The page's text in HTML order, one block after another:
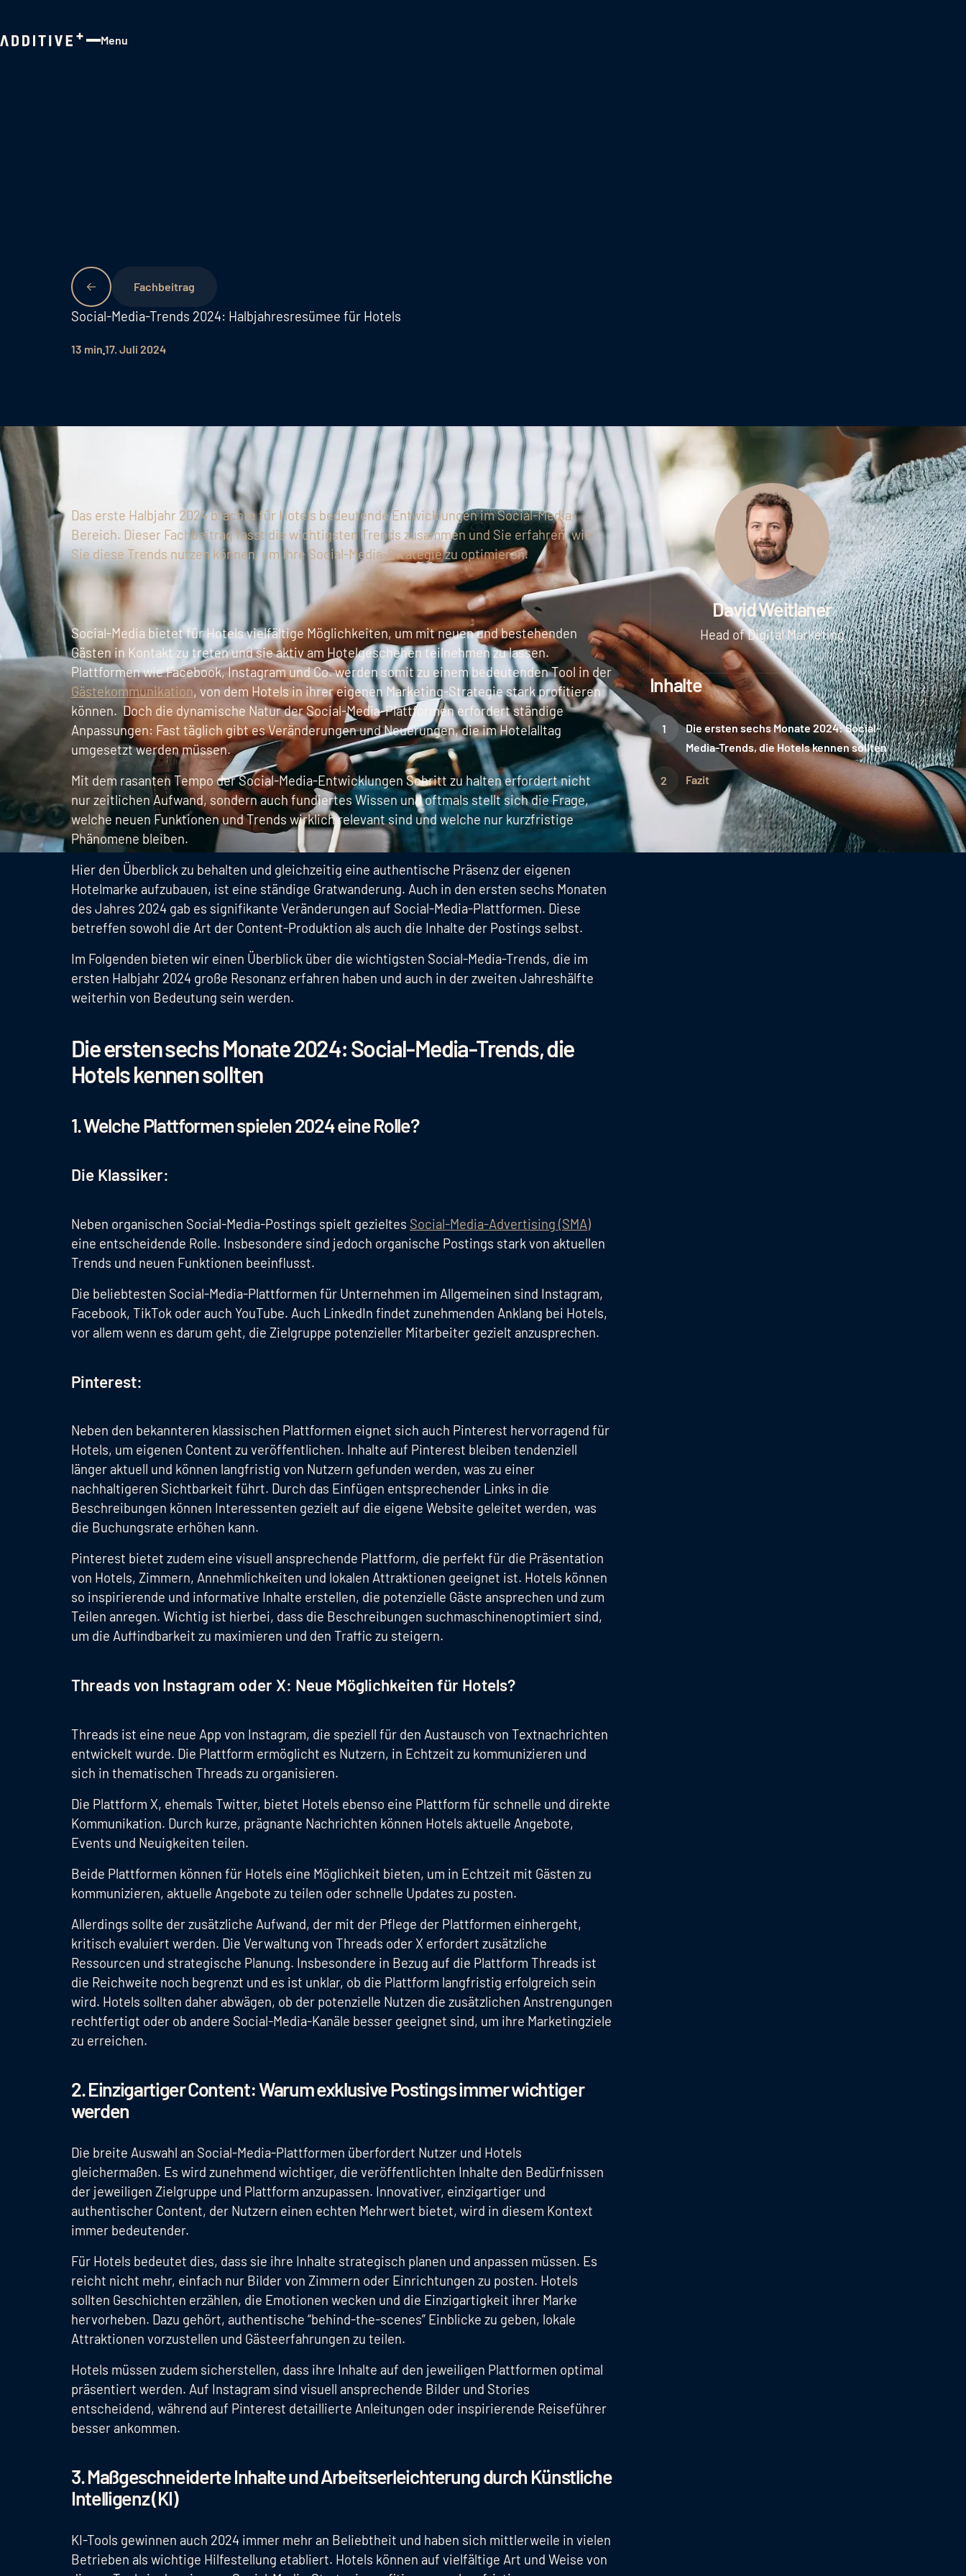
Menu
Fachbeitrag
Social-Media-Trends 2024: Halbjahresresümee für Hotels
13 min 17. Juli 2024
Das erste Halbjahr 2024 brachte für Hotels bedeutende Entwicklungen im Social-Media-
Bereich. Dieser Fachbeitrag fasst die wichtigsten Trends zusammen und Sie erfahren, wie
Sie diese Trends nutzen können, um Ihre Social-Media-Strategie zu optimieren.
Social-Media bietet für Hotels vielfältige Möglichkeiten, um mit neuen und bestehenden
Gästen in Kontakt zu treten und sie aktiv am Hotelgeschehen teilnehmen zu lassen.
Plattformen wie Facebook, Instagram und Co. werden somit zu einem bedeutenden Tool in der
Gästekommunikation, von dem Hotels in ihrer eigenen Marketing-Strategie stark profitieren
können. Doch die dynamische Natur der Social-Media-Plattformen erfordert ständige
Anpassungen: Fast täglich gibt es Veränderungen und Neuerungen, die im Hotelalltag
umgesetzt werden müssen.
Mit dem rasanten Tempo der Social-Media-Entwicklungen Schritt zu halten erfordert nicht
nur zeitlichen Aufwand, sondern auch fundiertes Wissen und oftmals stellt sich die Frage,
welche neuen Funktionen und Trends wirklich relevant sind und welche nur kurzfristige
Phänomene bleiben.
Hier den Überblick zu behalten und gleichzeitig eine authentische Präsenz der eigenen
Hotelmarke aufzubauen, ist eine ständige Gratwanderung. Auch in den ersten sechs Monaten
des Jahres 2024 gab es signifikante Veränderungen auf Social-Media-Plattformen. Diese
betreffen sowohl die Art der Content-Produktion als auch die Inhalte der Postings selbst.
Im Folgenden bieten wir einen Überblick über die wichtigsten Social-Media-Trends, die im
ersten Halbjahr 2024 große Resonanz erfahren haben und auch in der zweiten Jahreshälfte
weiterhin von Bedeutung sein werden.
Die ersten sechs Monate 2024: Social-Media-Trends, die
Hotels kennen sollten
1. Welche Plattformen spielen 2024 eine Rolle?
Die Klassiker:
Neben organischen Social-Media-Postings spielt gezieltes Social-Media-Advertising (SMA)
eine entscheidende Rolle. Insbesondere sind jedoch organische Postings stark von aktuellen
Trends und neuen Funktionen beeinflusst.
Die beliebtesten Social-Media-Plattformen für Unternehmen im Allgemeinen sind Instagram,
Facebook, TikTok oder auch YouTube. Auch LinkedIn findet zunehmenden Anklang bei Hotels,
vor allem wenn es darum geht, die Zielgruppe potenzieller Mitarbeiter gezielt anzusprechen.
Pinterest:
Neben den bekannteren klassischen Plattformen eignet sich auch Pinterest hervorragend für
Hotels, um eigenen Content zu veröffentlichen. Inhalte auf Pinterest bleiben tendenziell
länger aktuell und können langfristig von Nutzern gefunden werden, was zu einer
nachhaltigeren Sichtbarkeit führt. Durch das Einfügen entsprechender Links in die
Beschreibungen können Interessenten gezielt auf die eigene Website geleitet werden, was
die Buchungsrate erhöhen kann.
Pinterest bietet zudem eine visuell ansprechende Plattform, die perfekt für die Präsentation
von Hotels, Zimmern, Annehmlichkeiten und lokalen Attraktionen geeignet ist. Hotels können
so inspirierende und informative Inhalte erstellen, die potenzielle Gäste ansprechen und zum
Teilen anregen. Wichtig ist hierbei, dass die Beschreibungen suchmaschinenoptimiert sind,
um die Auffindbarkeit zu maximieren und den Traffic zu steigern.
Threads von Instagram oder X: Neue Möglichkeiten für Hotels?
Threads ist eine neue App von Instagram, die speziell für den Austausch von Textnachrichten
entwickelt wurde. Die Plattform ermöglicht es Nutzern, in Echtzeit zu kommunizieren und
sich in thematischen Threads zu organisieren.
Die Plattform X, ehemals Twitter, bietet Hotels ebenso eine Plattform für schnelle und direkte
Kommunikation. Durch kurze, prägnante Nachrichten können Hotels aktuelle Angebote,
Events und Neuigkeiten teilen.
Beide Plattformen können für Hotels eine Möglichkeit bieten, um in Echtzeit mit Gästen zu
kommunizieren, aktuelle Angebote zu teilen oder schnelle Updates zu posten.
Allerdings sollte der zusätzliche Aufwand, der mit der Pflege der Plattformen einhergeht,
kritisch evaluiert werden. Die Verwaltung von Threads oder X erfordert zusätzliche
Ressourcen und strategische Planung. Insbesondere in Bezug auf die Plattform Threads ist
die Reichweite noch begrenzt und es ist unklar, ob die Plattform langfristig erfolgreich sein
wird. Hotels sollten daher abwägen, ob der potenzielle Nutzen die zusätzlichen Anstrengungen
rechtfertigt oder ob andere Social-Media-Kanäle besser geeignet sind, um ihre Marketingziele
zu erreichen.
2. Einzigartiger Content: Warum exklusive Postings immer wichtiger
werden
Die breite Auswahl an Social-Media-Plattformen überfordert Nutzer und Hotels
gleichermaßen. Es wird zunehmend wichtiger, die veröffentlichten Inhalte den Bedürfnissen
der jeweiligen Zielgruppe und Plattform anzupassen. Innovativer, einzigartiger und
authentischer Content, der Nutzern einen echten Mehrwert bietet, wird in diesem Kontext
immer bedeutender.
Für Hotels bedeutet dies, dass sie ihre Inhalte strategisch planen und anpassen müssen. Es
reicht nicht mehr, einfach nur Bilder von Zimmern oder Einrichtungen zu posten. Hotels
sollten Geschichten erzählen, die Emotionen wecken und die Einzigartigkeit ihrer Marke
hervorheben. Dazu gehört, authentische “behind-the-scenes” Einblicke zu geben, lokale
Attraktionen vorzustellen und Gästeerfahrungen zu teilen.
Hotels müssen zudem sicherstellen, dass ihre Inhalte auf den jeweiligen Plattformen optimal
präsentiert werden. Auf Instagram sind visuell ansprechende Bilder und Stories
entscheidend, während auf Pinterest detaillierte Anleitungen oder inspirierende Reiseführer
besser ankommen.
3. Maßgeschneiderte Inhalte und Arbeitserleichterung durch Künstliche
Intelligenz (KI)
KI-Tools gewinnen auch 2024 immer mehr an Beliebtheit und haben sich mittlerweile in vielen
Betrieben als wichtige Hilfestellung etabliert. Hotels können auf vielfältige Art und Weise von
David Weitlaner
Head of Digital Marketing
Inhalte
Die ersten sechs Monate 2024: Social-
Media-Trends, die Hotels kennen sollten
Fazit